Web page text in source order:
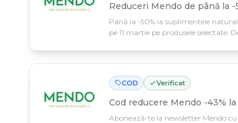
Reduceri Mendo de până la
Până la -50% la suplimentele
pe 11 martie pe produsele
COD Verificat
Cod reducere Mendo -43%
Abonează-te la newsletter Mendo